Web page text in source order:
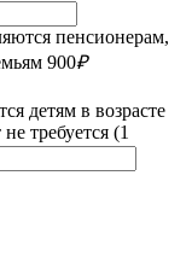
пенсионерам,
900₽
детям в возрасте
требуется (1